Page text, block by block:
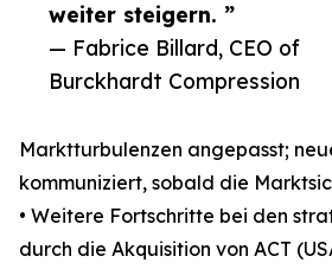
weiter steigern. ”
— Fabrice Billard, CEO of
Burckhardt Compression
Marktturbulenzen angepasst;
kommuniziert, sobald die
• Weitere Fortschritte bei den
durch die Akquisition von ACT